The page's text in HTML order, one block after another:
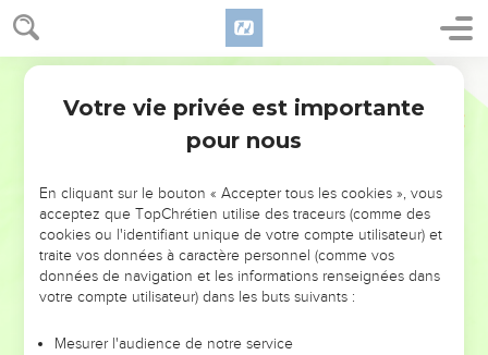
NE MANQUEZ PAS L’ÉVÉNEMENT
DE L’ANNÉE !
ET SI LEURS ERREURS POUVAIENT VOUS ÉVITER LES
VOTRES ?
leur foi ou leur vision. Mais on voit moins les doutes, les erreurs
Votre vie privée est importante
pour nous
En cliquant sur le bouton « Accepter tous les cookies », vous
acceptez que TopChrétien utilise des traceurs (comme des
cookies ou l'identifiant unique de votre compte utilisateur) et
traite vos données à caractère personnel (comme vos
données de navigation et les informations renseignées dans
votre compte utilisateur) dans les buts suivants :
Mesurer l'audience de notre service